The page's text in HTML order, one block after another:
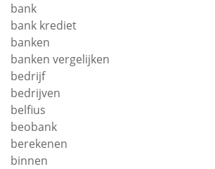
bank
bank krediet
banken
banken vergelijken
bedrijf
bedrijven
belfius
beobank
berekenen
binnen